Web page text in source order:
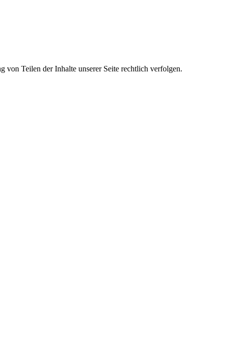
von Teilen der Inhalte unserer Seite rechtlich verfolgen.